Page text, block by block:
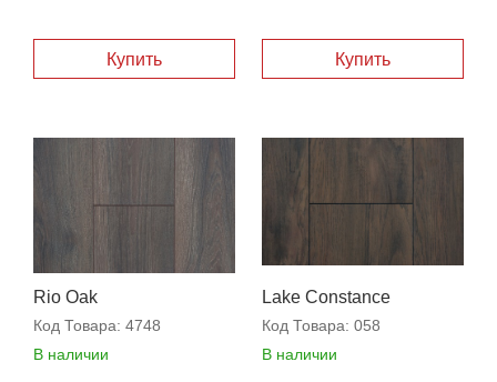
Купить Купить
Rio Oak
Код Товара: 4748
В наличии
Lake Constance
Код Товара: 058
В наличии